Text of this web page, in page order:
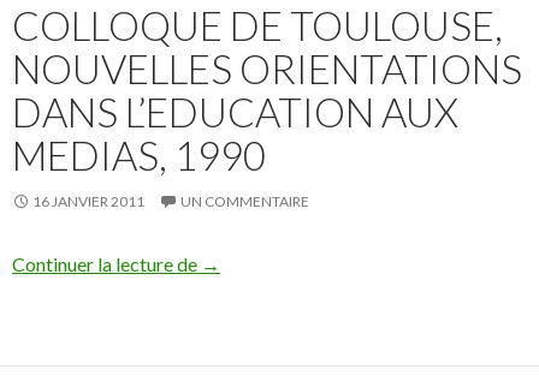
COLLOQUE DE TOULOUSE,
NOUVELLES ORIENTATIONS
DANS L’EDUCATION AUX
MEDIAS, 1990
16 JANVIER 2011 UN COMMENTAIRE
Continuer la lecture de Colloque de Toulouse, nouvelles
→